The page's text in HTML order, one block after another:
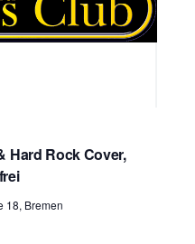
Hard Rock Cover,
18, Bremen